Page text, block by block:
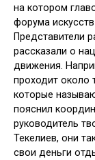
на котором
форума
Представители
расска­зали о
движения.
про­ходит около
которые
пояс­нил
руководитель
Текелиев, они
свои деньги